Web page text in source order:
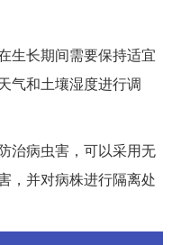
生长期间需要保持适宜
气和土壤湿度进行调
治病虫害，可以采用无
，并对病株进行隔离处